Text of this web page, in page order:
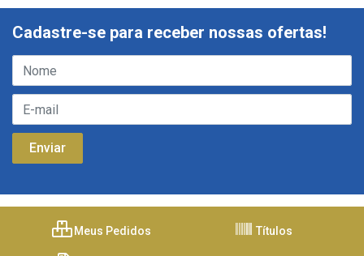
Cadastre-se para receber nossas ofertas!
Meus Pedidos Títulos